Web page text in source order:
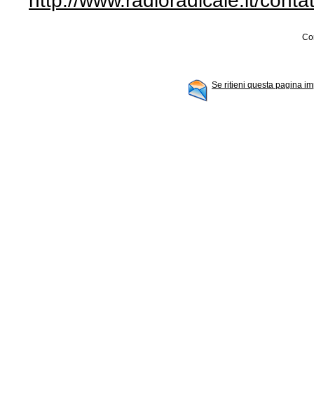
Se ritieni questa pagina